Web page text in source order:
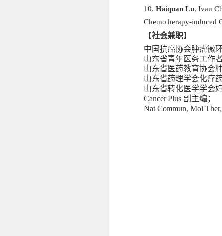
10. Haiquan Lu, Ivan
Chemotherapy-induced
【社会兼职】
中国抗癌协会肿瘤微
山东省青年医务工作
山东省医药教育协会
山东省药理学会化疗
山东省转化医学学会
Cancer Plus 副主编；
Nat Commun, Mol